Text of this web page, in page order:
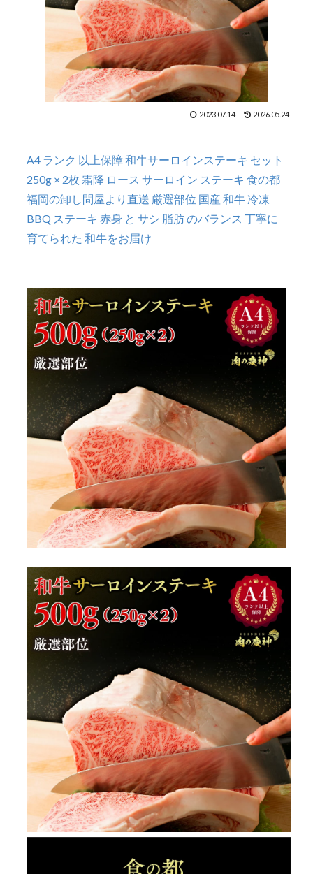
2023.07.14 2026.05.24
A4 ランク 以上保障 和牛サーロインステーキ セット
250g × 2枚 霜降 ロース サーロイン ステーキ 食の都
福岡の卸し問屋より直送 厳選部位 国産 和牛 冷凍
BBQ ステーキ 赤身 と サシ 脂肪 のバランス 丁寧に
育てられた 和牛をお届け